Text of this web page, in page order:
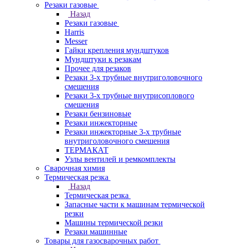
Резаки газовые
Назад
Резаки газовые
Harris
Messer
Гайки крепления мундштуков
Мундштуки к резакам
Прочее для резаков
Резаки 3-х трубные внутриголовочного
смешения
Резаки 3-х трубные внутрисоплового
смешения
Резаки бензиновые
Резаки инжекторные
Резаки инжекторные 3-х трубные
внутриголовочного смешения
ТЕРМАКАТ
Узлы вентилей и ремкомплекты
Сварочная химия
Термическая резка
Назад
Термическая резка
Запасные части к машинам термической
резки
Машины термической резки
Резаки машинные
Товары для газосварочных работ